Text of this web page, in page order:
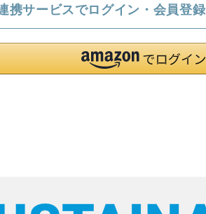
携サービスでログイン・会員登録